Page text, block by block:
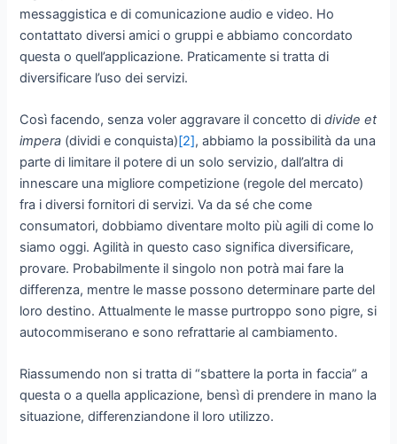
messaggistica e di comunicazione audio e video. Ho
contattato diversi amici o gruppi e abbiamo concordato
questa o quell’applicazione. Praticamente si tratta di
diversificare l’uso dei servizi.
Così facendo, senza voler aggravare il concetto didivide et
impera (dividi e conquista)[2], abbiamo la possibilità da una
parte di limitare il potere di un solo servizio, dall’altra di
innescare una migliore competizione (regole del mercato)
fra i diversi fornitori di servizi. Va da sé che come
consumatori, dobbiamo diventare molto più agili di come lo
siamo oggi. Agilità in questo caso significa diversificare,
provare. Probabilmente il singolo non potrà mai fare la
differenza, mentre le masse possono determinare parte del
loro destino. Attualmente le masse purtroppo sono pigre, si
autocommiserano e sono refrattarie al cambiamento.
Riassumendo non si tratta di “sbattere la porta in faccia” a
questa o a quella applicazione, bensì di prendere in mano la
situazione, differenziandone il loro utilizzo.